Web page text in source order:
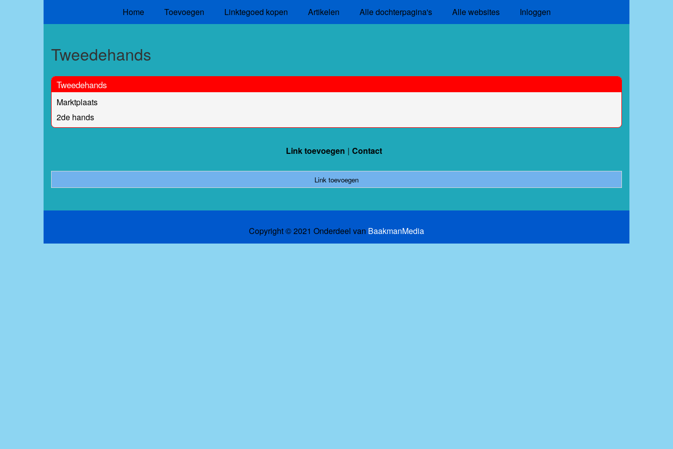
Home Toevoegen Linktegoed kopen Artikelen Alle dochterpagina's Alle websites Inloggen
Tweedehands
Tweedehands
Marktplaats
2de hands
Link toevoegen Contact
Link toevoegen
Copyright © 2021 Onderdeel van BaakmanMedia